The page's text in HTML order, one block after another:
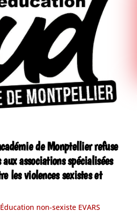
de Monptellier refuse
aux associations spécialisées
les violences sexistes et
Éducation non-sexiste EVARS